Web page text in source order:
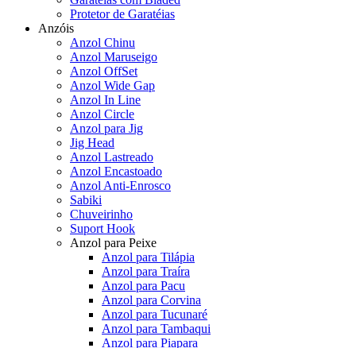
Protetor de Garatéias
Anzóis
Anzol Chinu
Anzol Maruseigo
Anzol OffSet
Anzol Wide Gap
Anzol In Line
Anzol Circle
Anzol para Jig
Jig Head
Anzol Lastreado
Anzol Encastoado
Anzol Anti-Enrosco
Sabiki
Chuveirinho
Suport Hook
Anzol para Peixe
Anzol para Tilápia
Anzol para Traíra
Anzol para Pacu
Anzol para Corvina
Anzol para Tucunaré
Anzol para Tambaqui
Anzol para Piapara